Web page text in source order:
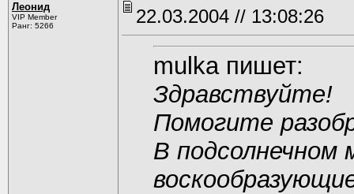
Леонид
VIP Member
Ранг: 5266
22.03.2004 // 13:08:26
mulka пишет:
Здравствуйте!
Помогите
В подсолнечном